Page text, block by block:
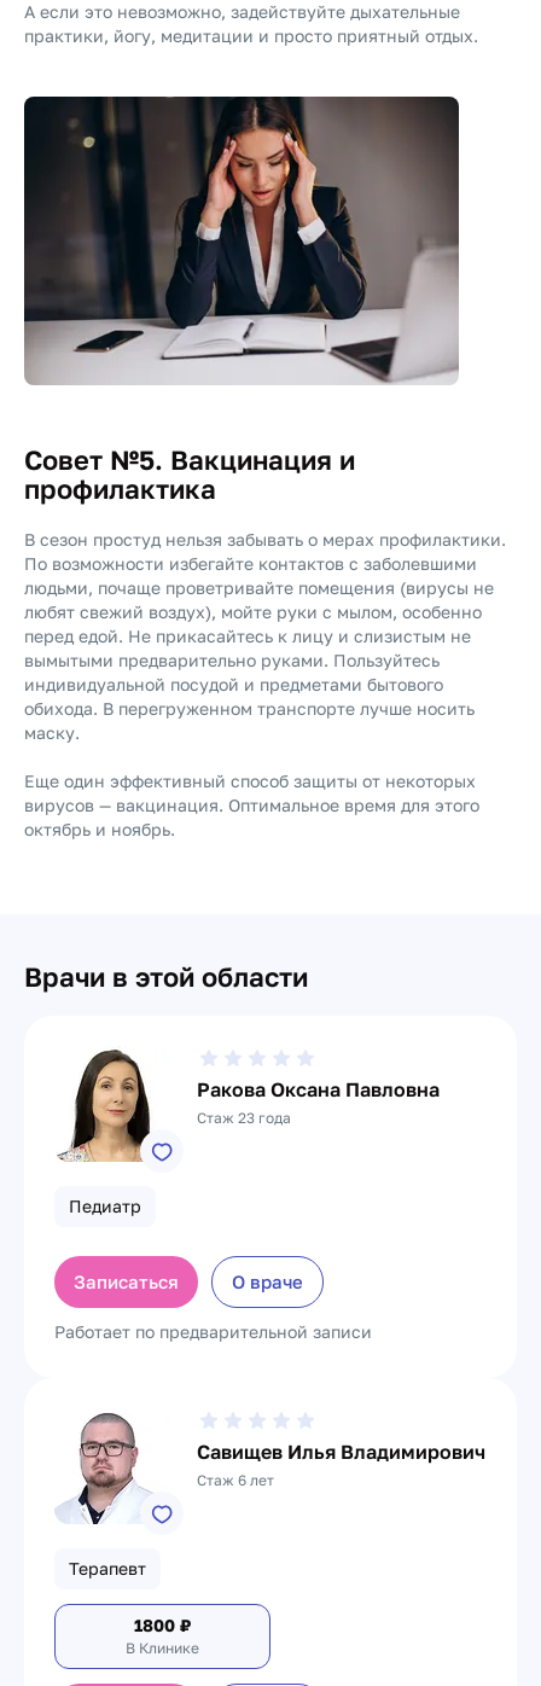
А если это невозможно, задействуйте дыхательные
практики, йогу, медитации и просто приятный отдых.
Совет №5. Вакцинация и
профилактика
В сезон простуд нельзя забывать о мерах профилактики.
По возможности избегайте контактов с заболевшими
людьми, почаще проветривайте помещения (вирусы не
любят свежий воздух), мойте руки с мылом, особенно
перед едой. Не прикасайтесь к лицу и слизистым не
вымытыми предварительно руками. Пользуйтесь
индивидуальной посудой и предметами бытового
обихода. В перегруженном транспорте лучше носить
маску.
Еще один эффективный способ защиты от некоторых
вирусов — вакцинация. Оптимальное время для этого
октябрь и ноябрь.
Врачи в этой области
Ракова Оксана Павловна
Стаж 23 года
Педиатр
Записаться О враче
Работает по предварительной записи
Савищев Илья Владимирович
Стаж 6 лет
Терапевт
1800 ₽
В Клинике